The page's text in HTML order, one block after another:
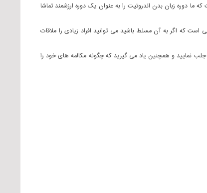
ما دوره زبان بدن اندروتیت را به عنوان یک دوره ارزشمند تماشا
که اگر به آن مسلط باشید می توانید افراد زیادی را ملاقات
جلب نمایید و همچنین یاد می گیرید که چگونه مکالمه های خود را